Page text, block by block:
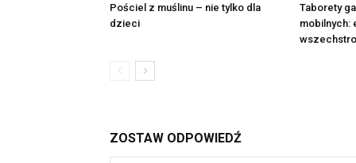
Pościel z muślinu – nie tylko dla
dzieci
Taborety
mobilnych:
ZOSTAW ODPOWIEDŹ